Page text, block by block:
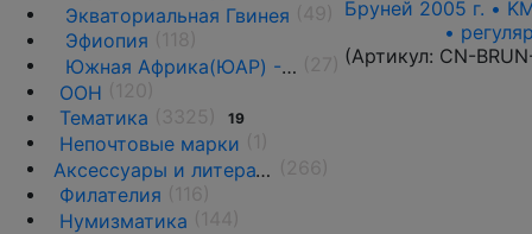
Экваториальная Гвинея
Эфиопия
Южная Африка(ЮАР) - 1961 г. -н.д.
ООН
Тематика
19
Непочтовые марки
Аксессуары и литература
Филателия
Нумизматика
Бруней 2005 г. •
•
(Артикул: CN-